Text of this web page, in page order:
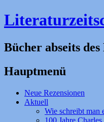
Bücher abseits
Hauptmenü
Zum
Inhalt
Neue Rezensionen
Aktuell
Wie schreibt man
100 Jahre